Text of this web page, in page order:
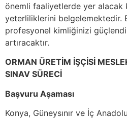
önemli faaliyetlerde yer alacak
yeterliliklerini belgelemektedir.
profesyonel kimliğinizi
artıracaktır.
ORMAN ÜRETİM İŞÇİSİ
SINAV SÜRECİ
Başvuru Aşaması
Konya, Güneysınır ve İç